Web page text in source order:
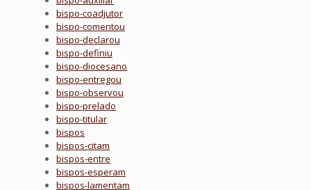
bispo-coadjutor
bispo-comentou
bispo-declarou
bispo-definiu
bispo-diocesano
bispo-entregou
bispo-observou
bispo-prelado
bispo-titular
bispos
bispos-citam
bispos-entre
bispos-esperam
bispos-lamentam